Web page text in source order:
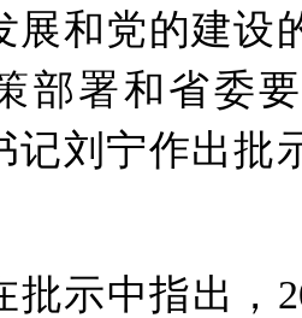
工业遗存上“长”出文化IP群
三个“没想到”刷新港区速度
河南省政协十三届常委会第
省政协十三届常委会第二十
“七一勋章”获得者丨“炼油
展和党的建设
部署和省委
记刘宁作出批
示中指出，